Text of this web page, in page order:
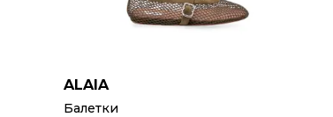
ALAIA
Балетки